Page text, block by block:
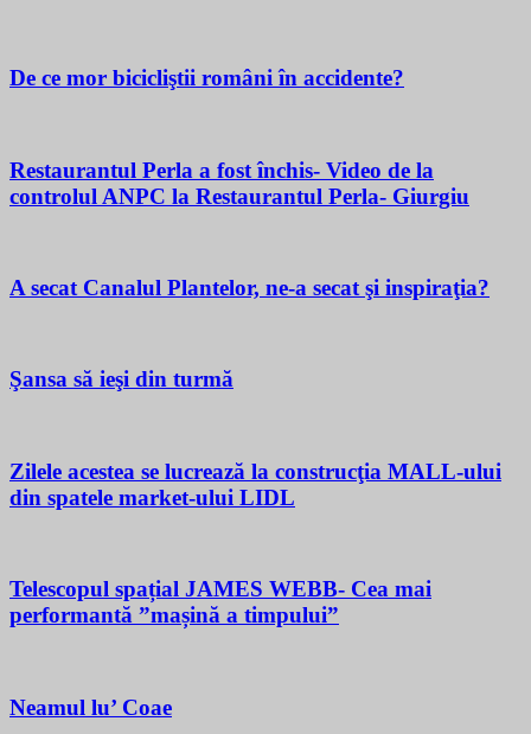
De ce mor bicicliştii români în accidente?
Restaurantul Perla a fost închis- Video de la
controlul ANPC la Restaurantul Perla- Giurgiu
A secat Canalul Plantelor, ne-a secat şi inspiraţia?
Şansa să ieşi din turmă
Zilele acestea se lucrează la construcţia MALL-ului
din spatele market-ului LIDL
Telescopul spațial JAMES WEBB- Cea mai
performantă ”mașină a timpului”
Neamul lu’ Coae